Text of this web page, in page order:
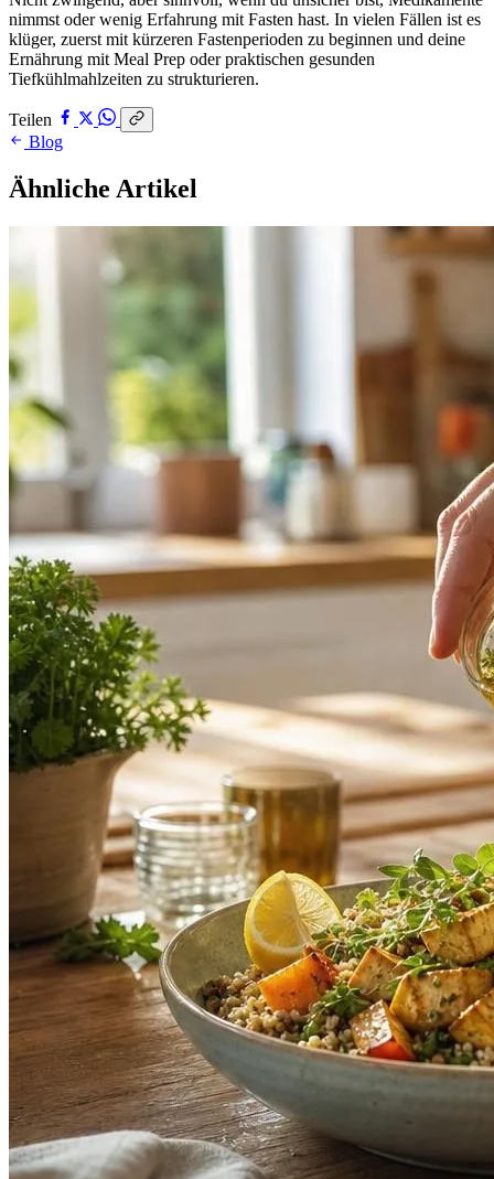
nimmst oder wenig Erfahrung mit Fasten hast. In vielen Fällen ist es
klüger, zuerst mit kürzeren Fastenperioden zu beginnen und deine
Ernährung mit Meal Prep oder praktischen gesunden
Tiefkühlmahlzeiten zu strukturieren.
Teilen
Blog
Ähnliche Artikel